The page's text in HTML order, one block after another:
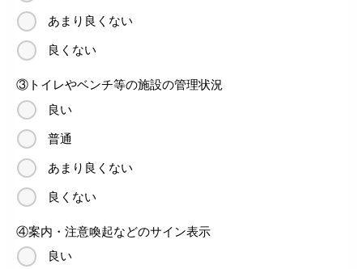
あまり良くない
良くない
③トイレやベンチ等の施設の管理状況
良い
普通
あまり良くない
良くない
④案内・注意喚起などのサイン表示
良い